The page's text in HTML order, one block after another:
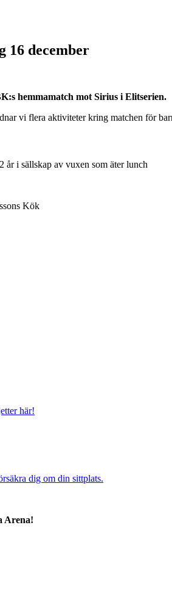
16 december
hemmamatch mot Sirius i Elitserien.
vi flera aktiviteter kring matchen för
i sällskap av vuxen som äter lunch
Kök
här!
dig om din sittplats.
Arena!